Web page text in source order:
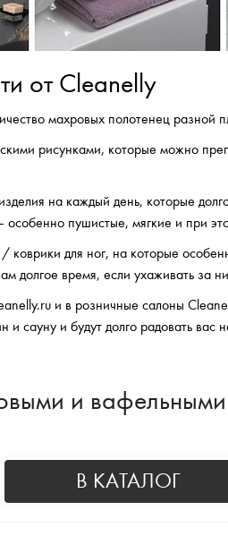
от Cleanelly
махровых полотенец
рисунками, которые можно
на каждый день, которые
особенно пушистые, мягкие и при
для ног, на которые
долгое время, если ухаживать за
и в розничные салоны
сауну и будут долго радовать вас
и
В КАТАЛОГ